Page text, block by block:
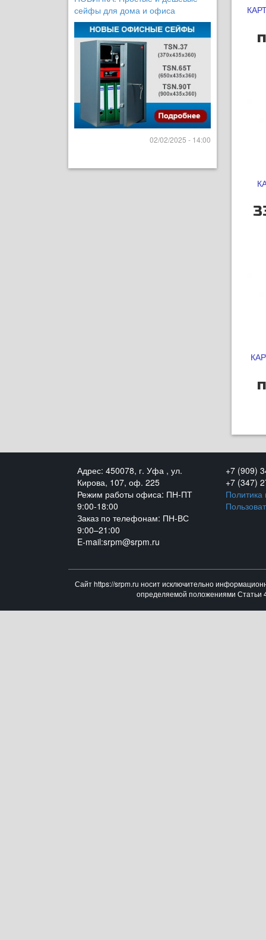
сейфы для дома и офиса
02/02/2025 - 14:00
Адрес: 450078, г. Уфа , ул.
Кирова, 107, оф. 225
Режим работы офиса: ПН-ПТ
9:00-18:00
Заказ по телефонам: ПН-ВС
9:00–21:00
E-mail:srpm@srpm.ru
+7 (909)
+7 (347)
Сайт https://srpm.ru носит исключительно
определяемой положениями Статьи